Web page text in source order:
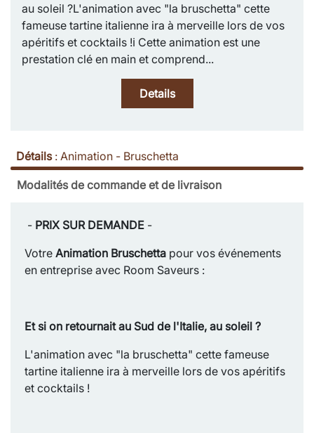
au soleil ?L'animation avec "la bruschetta" cette
fameuse tartine italienne ira à merveille lors de vos
apéritifs et cocktails !ℹ️ Cette animation est une
prestation clé en main et comprend...
Details
Détails: Animation - Bruschetta
Modalités de commande et de livraison
- PRIX SUR DEMANDE -
Votre Animation Bruschetta pour vos événements
en entreprise avec Room Saveurs :
Et si on retournait au Sud de l'Italie, au soleil ?
L'animation avec "la bruschetta" cette fameuse
tartine italienne ira à merveille lors de vos apéritifs
et cocktails !